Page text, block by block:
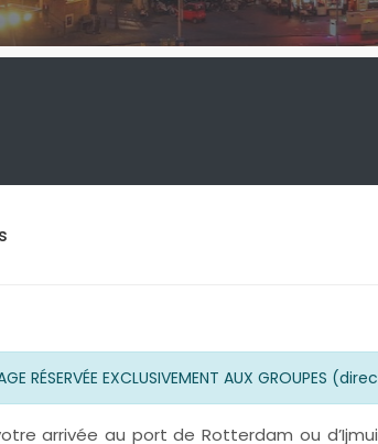
RÉSERVÉE EXCLUSIVEMENT AUX GROUPES
arrivée au port de Rotterdam ou